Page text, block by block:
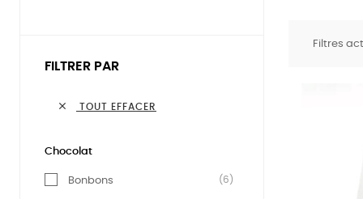
FILTRER PAR
 TOUT EFFACER
Chocolat
Bonbons (6)
Filtres